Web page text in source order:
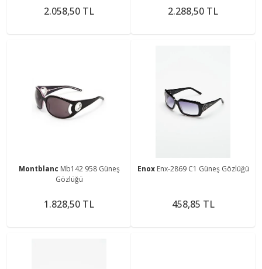
2.058,50 TL 2.288,50 TL
Montblanc Mb142 958 Güneş
Gözlüğü
1.828,50 TL
Enox Enx-2869 C1 Güneş Gözlüğü
458,85 TL